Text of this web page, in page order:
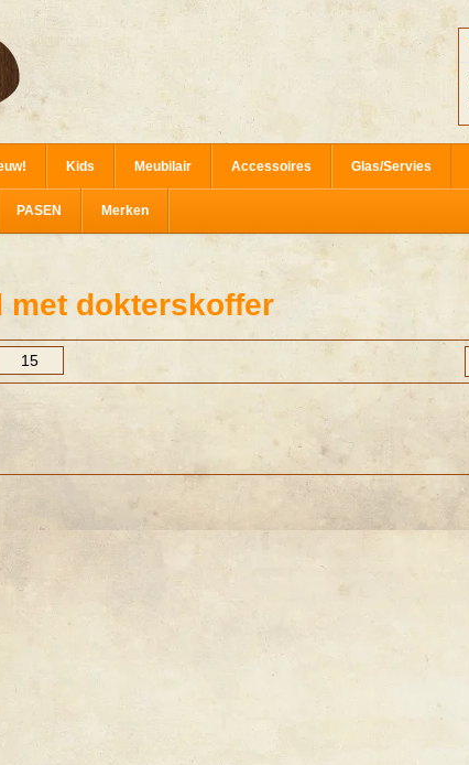
Kids Meubilair Accessoires Glas/Servies
PASEN Merken
met dokterskoffer